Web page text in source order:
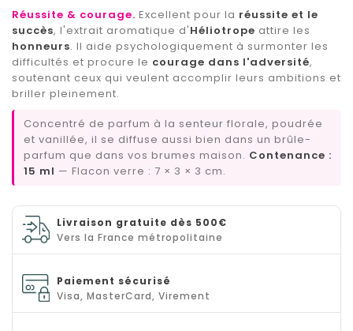
(2 avis)
Réussite & courage. Excellent pour la réussite et le
succès, l'extrait aromatique d'Héliotrope attire les
honneurs. Il aide psychologiquement à surmonter les
difficultés et procure le courage dans l'adversité,
soutenant ceux qui veulent accomplir leurs ambitions et
briller pleinement.
Concentré de parfum à la senteur florale, poudrée
et vanillée, il se diffuse aussi bien dans un brûle-
parfum que dans vos brumes maison. Contenance :
15 ml — Flacon verre : 7 × 3 × 3 cm.
Livraison gratuite dès 500€
Vers la France métropolitaine
Paiement sécurisé
Visa, MasterCard, Virement